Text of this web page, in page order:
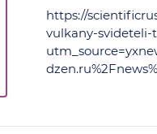
https://
vulkany-svideteli-